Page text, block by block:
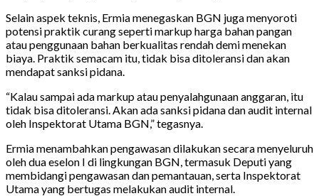
Selain aspek teknis, Ermia menegaskan BGN juga menyoroti
potensi praktik curang seperti markup harga bahan pangan
atau penggunaan bahan berkualitas rendah demi menekan
biaya. Praktik semacam itu, tidak bisa ditoleransi dan akan
mendapat sanksi pidana.
“Kalau sampai ada markup atau penyalahgunaan anggaran, itu
tidak bisa ditoleransi. Akan ada sanksi pidana dan audit internal
oleh Inspektorat Utama BGN,” tegasnya.
Ermia menambahkan pengawasan dilakukan secara menyeluruh
oleh dua eselon I di lingkungan BGN, termasuk Deputi yang
membidangi pengawasan dan pemantauan, serta Inspektorat
Utama yang bertugas melakukan audit internal.